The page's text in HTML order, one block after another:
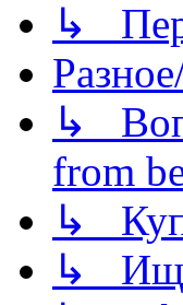
↳
↳
from
↳
↳ Ищу